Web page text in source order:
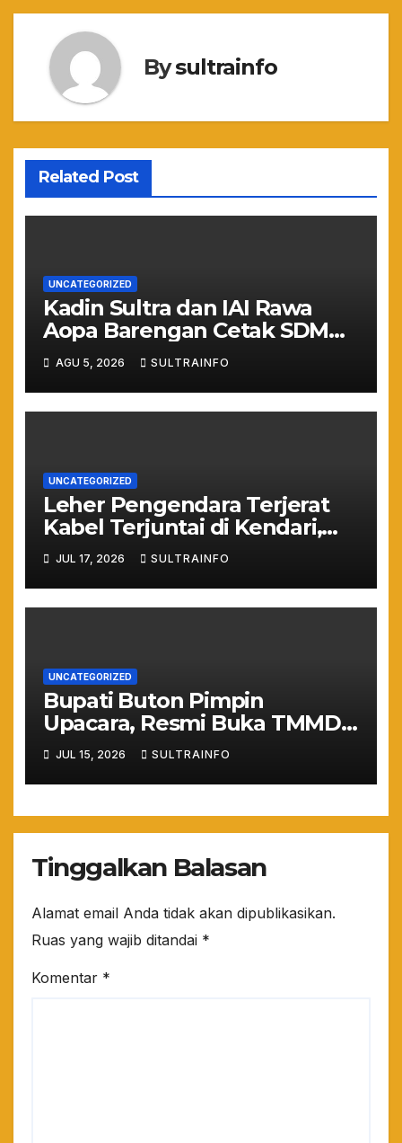
Bysultrainfo
Related Post
UNCATEGORIZED
Kadin Sultra dan IAI Rawa
Aopa Barengan Cetak SDM
Siap Kerja dan Wirausaha
Muda
AGU 5, 2026 SULTRAINFO
UNCATEGORIZED
Leher Pengendara Terjerat
Kabel Terjuntai di Kendari,
Nyawa Warga Nyaris
Melayang Akibat Kelalaian
Provider
JUL 17, 2026 SULTRAINFO
UNCATEGORIZED
Bupati Buton Pimpin
Upacara, Resmi Buka TMMD
ke-129 TA 2026
JUL 15, 2026 SULTRAINFO
Tinggalkan Balasan
Alamat email Anda tidak akan dipublikasikan.
Ruas yang wajib ditandai *
Komentar *